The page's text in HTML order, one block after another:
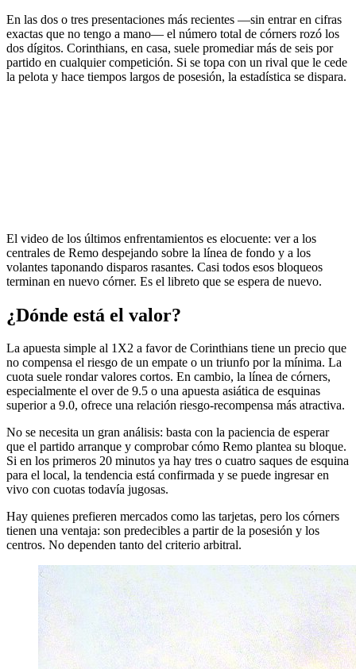
En las dos o tres presentaciones más recientes —sin entrar en cifras
exactas que no tengo a mano— el número total de córners rozó los
dos dígitos. Corinthians, en casa, suele promediar más de seis por
partido en cualquier competición. Si se topa con un rival que le cede
la pelota y hace tiempos largos de posesión, la estadística se dispara.
El video de los últimos enfrentamientos es elocuente: ver a los
centrales de Remo despejando sobre la línea de fondo y a los
volantes taponando disparos rasantes. Casi todos esos bloqueos
terminan en nuevo córner. Es el libreto que se espera de nuevo.
¿Dónde está el valor?
La apuesta simple al 1X2 a favor de Corinthians tiene un precio que
no compensa el riesgo de un empate o un triunfo por la mínima. La
cuota suele rondar valores cortos. En cambio, la línea de córners,
especialmente el over de 9.5 o una apuesta asiática de esquinas
superior a 9.0, ofrece una relación riesgo-recompensa más atractiva.
No se necesita un gran análisis: basta con la paciencia de esperar
que el partido arranque y comprobar cómo Remo plantea su bloque.
Si en los primeros 20 minutos ya hay tres o cuatro saques de esquina
para el local, la tendencia está confirmada y se puede ingresar en
vivo con cuotas todavía jugosas.
Hay quienes prefieren mercados como las tarjetas, pero los córners
tienen una ventaja: son predecibles a partir de la posesión y los
centros. No dependen tanto del criterio arbitral.